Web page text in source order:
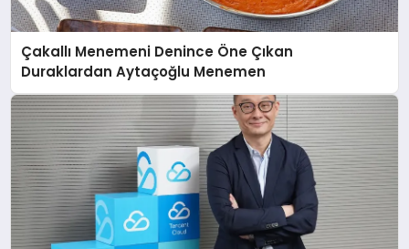
Çakallı Menemeni Denince Öne Çıkan
Duraklardan Aytaçoğlu Menemen